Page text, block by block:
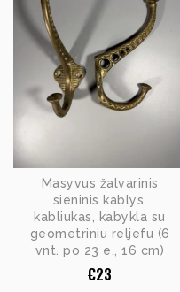
Masyvus žalvarinis
sieninis kablys,
kabliukas, kabykla su
geometriniu reljefu (6
vnt. po 23 e., 16 cm)
€23